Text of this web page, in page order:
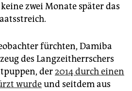
zwei Monate später das
fürchten, Damiba
des Langzeitherrschers
der2014 durch einen
wurdeund seitdem aus